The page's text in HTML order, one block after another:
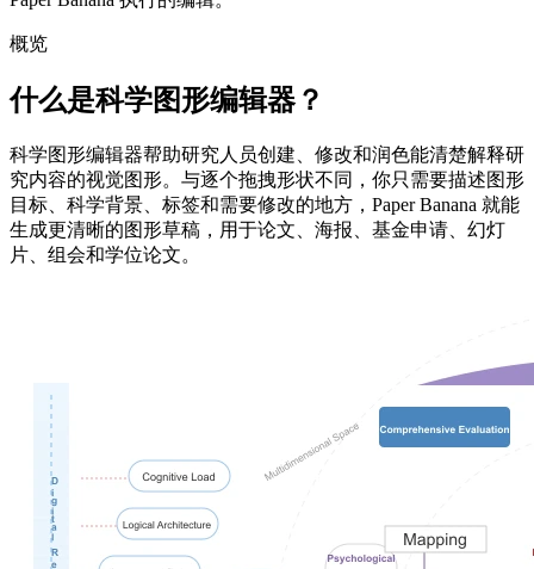
概览
什么是科学图形编辑器？
科学图形编辑器帮助研究人员创建、修改和润色能清楚解释研
究内容的视觉图形。与逐个拖拽形状不同，你只需要描述图形
目标、科学背景、标签和需要修改的地方，Paper Banana 就能
生成更清晰的图形草稿，用于论文、海报、基金申请、幻灯
片、组会和学位论文。